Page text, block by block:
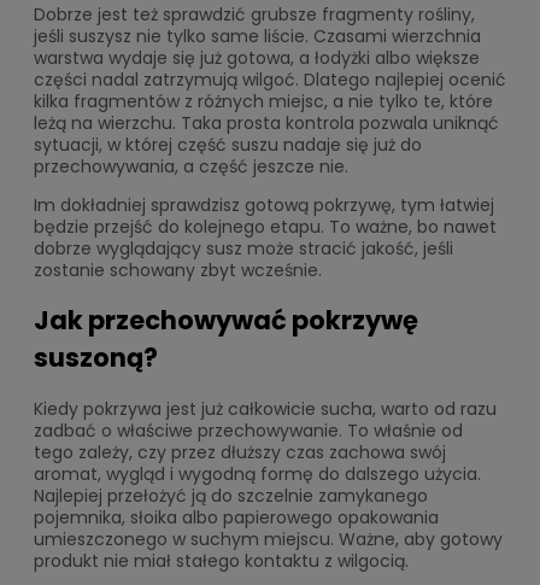
Dobrze jest też sprawdzić grubsze fragmenty rośliny,
jeśli suszysz nie tylko same liście. Czasami wierzchnia
warstwa wydaje się już gotowa, a łodyżki albo większe
części nadal zatrzymują wilgoć. Dlatego najlepiej ocenić
kilka fragmentów z różnych miejsc, a nie tylko te, które
leżą na wierzchu. Taka prosta kontrola pozwala uniknąć
sytuacji, w której część suszu nadaje się już do
przechowywania, a część jeszcze nie.
Im dokładniej sprawdzisz gotową pokrzywę, tym łatwiej
będzie przejść do kolejnego etapu. To ważne, bo nawet
dobrze wyglądający susz może stracić jakość, jeśli
zostanie schowany zbyt wcześnie.
Jak przechowywać pokrzywę
suszoną?
Kiedy pokrzywa jest już całkowicie sucha, warto od razu
zadbać o właściwe przechowywanie. To właśnie od
tego zależy, czy przez dłuższy czas zachowa swój
aromat, wygląd i wygodną formę do dalszego użycia.
Najlepiej przełożyć ją do szczelnie zamykanego
pojemnika, słoika albo papierowego opakowania
umieszczonego w suchym miejscu. Ważne, aby gotowy
produkt nie miał stałego kontaktu z wilgocią.